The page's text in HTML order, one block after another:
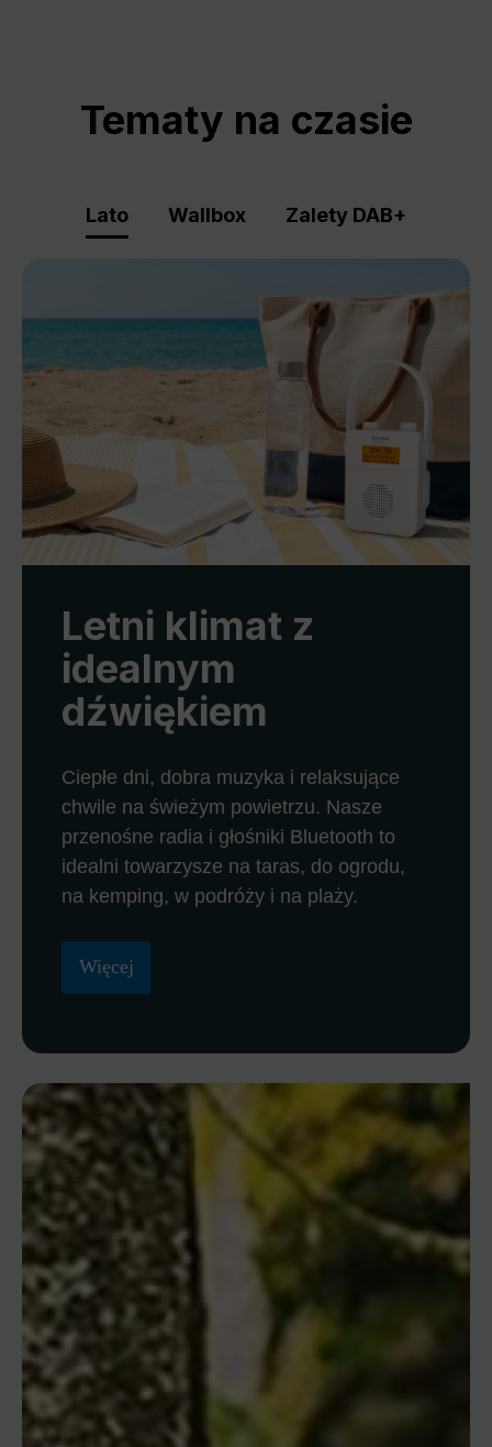
Tematy na czasie
Lato Wallbox Zalety DAB+
Letni klimat z
idealnym
dźwiękiem
Ciepłe dni, dobra muzyka i relaksujące
chwile na świeżym powietrzu. Nasze
przenośne radia i głośniki Bluetooth to
idealni towarzysze na taras, do ogrodu,
na kemping, w podróży i na plaży.
Więcej